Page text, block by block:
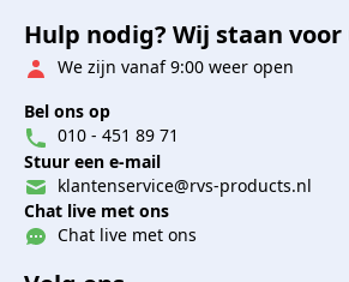
Hulp nodig? Wij staan
We zijn vanaf 9:00 weer open
Bel ons op
010 - 451 89 71
Stuur een e-mail
klantenservice@rvs-products.nl
Chat live met ons
Chat live met ons